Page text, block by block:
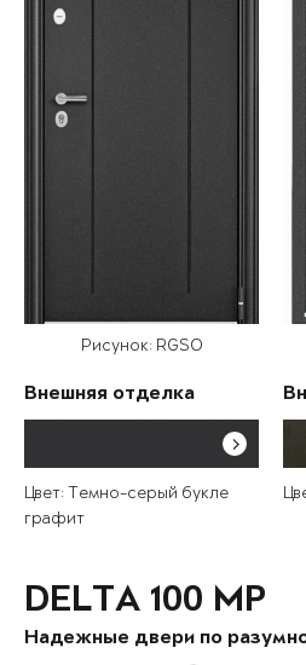
Рисунок: RGSO
Внешняя отделка
Цвет: Темно-серый букле
графит
DELTA 100 MP
Надежные двери по